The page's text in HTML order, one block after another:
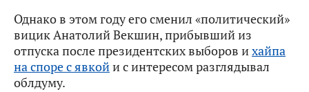
Однако в этом году его сменил «политический»
вицик Анатолий Векшин, прибывший из
отпуска после президентских выборов ихайпа
на споре с явкойи с интересом разглядывал
облдуму.